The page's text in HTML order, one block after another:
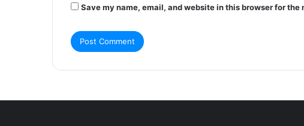
Save my name, email, and website in this browser for the